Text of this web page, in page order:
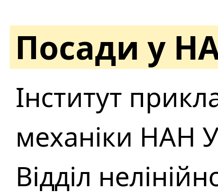
Посади у
Інститут
механіки НАН
Відділ